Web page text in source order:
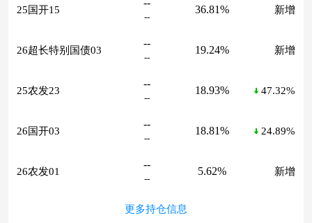
25国开15
--
--
36.81% 新增
26超长特别国债03
--
--
19.24% 新增
25农发23
--
--
18.93% 47.32%
26国开03
--
--
18.81% 24.89%
26农发01
--
--
5.62% 新增
更多持仓信息